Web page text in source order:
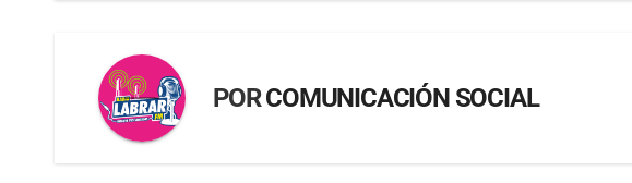
PORCOMUNICACIÓN SOCIAL